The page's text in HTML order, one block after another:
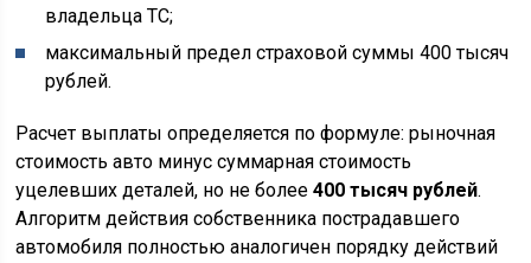
владельца ТС;
максимальный предел страховой суммы 400 тысяч
рублей.
Расчет выплаты определяется по формуле: рыночная
стоимость авто минус суммарная стоимость
уцелевших деталей, но не более400 тысяч рублей.
Алгоритм действия собственника пострадавшего
автомобиля полностью аналогичен порядку действий